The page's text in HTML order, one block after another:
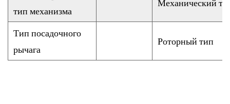
тип механизма
Механический
Тип посадочного
рычага
Роторный тип